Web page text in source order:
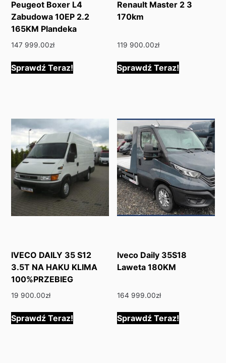
Peugeot Boxer L4
Zabudowa 10EP 2.2
165KM Plandeka
147 999.00zł
Sprawdź Teraz!
Renault Master 2 3
170km
119 900.00zł
Sprawdź Teraz!
IVECO DAILY 35 S12
3.5T NA HAKU KLIMA
100%PRZEBIEG
19 900.00zł
Sprawdź Teraz!
Iveco Daily 35S18
Laweta 180KM
164 999.00zł
Sprawdź Teraz!